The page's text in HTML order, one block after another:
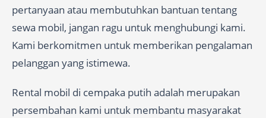
pertanyaan atau membutuhkan bantuan tentang
sewa mobil, jangan ragu untuk menghubungi kami.
Kami berkomitmen untuk memberikan pengalaman
pelanggan yang istimewa.
Rental mobil di cempaka putih adalah merupakan
persembahan kami untuk membantu masyarakat